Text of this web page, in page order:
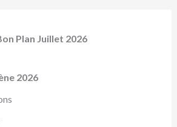
Plan Juillet 2026
2026